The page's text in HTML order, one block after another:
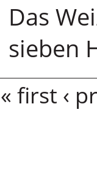
Das
sieben
« first ‹